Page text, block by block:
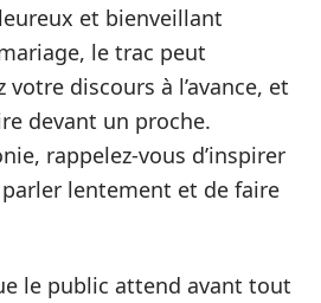
et bienveillant
le trac peut
votre discours à l’avance, et
devant un proche.
rappelez-vous d’inspirer
lentement et de faire
le public attend avant tout